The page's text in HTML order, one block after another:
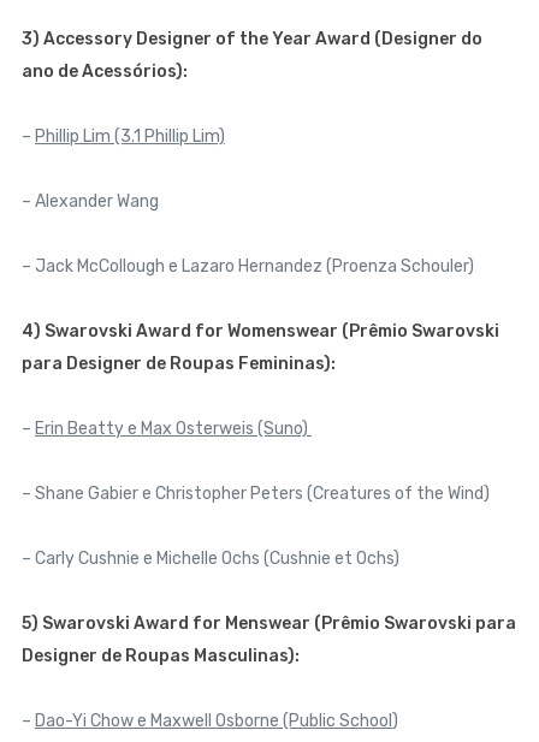
3) Accessory Designer of the Year Award (Designer do
ano de Acessórios):
– Phillip Lim (3.1 Phillip Lim)
– Alexander Wang
– Jack McCollough e Lazaro Hernandez (Proenza Schouler)
4) Swarovski Award for Womenswear (Prêmio Swarovski
para Designer de Roupas Femininas):
– Erin Beatty e Max Osterweis (Suno)
– Shane Gabier e Christopher Peters (Creatures of the Wind)
– Carly Cushnie e Michelle Ochs (Cushnie et Ochs)
5) Swarovski Award for Menswear (Prêmio Swarovski para
Designer de Roupas Masculinas):
– Dao-Yi Chow e Maxwell Osborne (Public School )